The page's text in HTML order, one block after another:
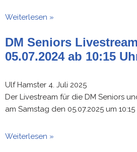
Weiterlesen »
DM Seniors
05.07.2024 ab 10:15
Ulf Hamster 4. Juli 2025
Der Livestream für die DM Seniors
am Samstag den 05.07.2025 um
Weiterlesen »